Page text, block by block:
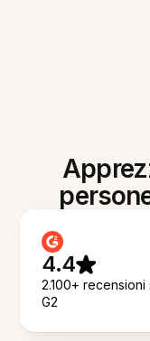
4.4
2.100+ recensioni
G2